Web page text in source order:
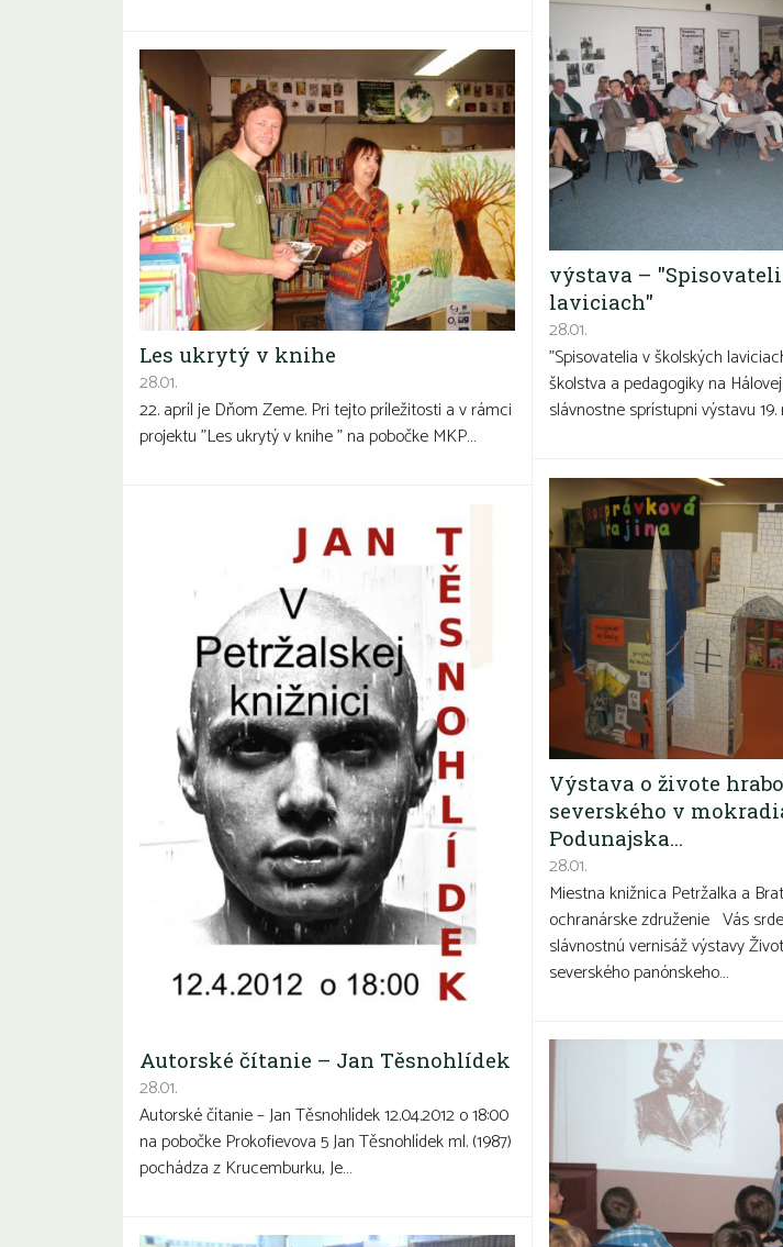
výstava –
laviciach"
28.01.
"Spisovatelia v školských
školstva a pedagogiky na
slávnostne sprístupni výstavu
Les ukrytý v knihe
28.01.
22. apríl je Dňom Zeme. Pri tejto príležitosti a v rámci
projektu "Les ukrytý v knihe " na pobočke MKP…
Výstava o živote
severského v
Podunajska…
28.01.
Miestna knižnica Petržalka a
ochranárske združenie Vás
slávnostnú vernisáž výstavy
severského panónskeho…
Autorské čítanie – Jan Těsnohlídek
28.01.
Autorské čítanie – Jan Těsnohlídek 12.04.2012 o 18:00
na pobočke Prokofievova 5 Jan Těsnohlídek ml. (1987)
pochádza z Krucemburku, Je…